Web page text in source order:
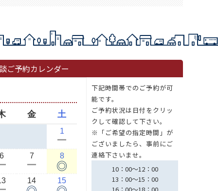
ご予約カレンダー
金 土
1
ー
7
ー
8
◎
14 15
下記時間帯でのご予約が可
能です。
ご予約状況は日付をクリッ
クして確認して下さい。
※「ご希望の指定時間」が
ございましたら、事前にご
連絡下さいませ。
10：00～12：00
13：00～15：00